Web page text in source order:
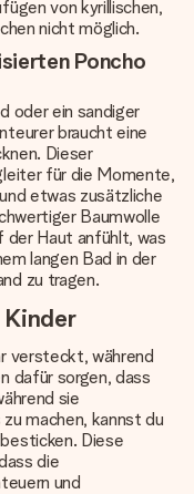
von kyrillischen,
nicht möglich.
Poncho
oder ein sandiger
braucht eine
Dieser
für die Momente,
etwas zusätzliche
Baumwolle
der Haut anfühlt, was
langen Bad in der
zu tragen.
versteckt, während
dafür sorgen, dass
sie
machen, kannst du
Diese
die
und